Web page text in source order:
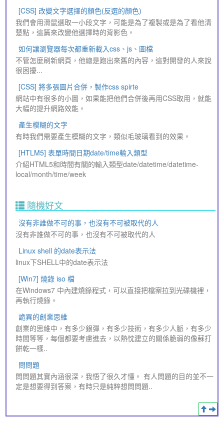
[CSS] 改變文字選擇的顏色(反選的顏色)
我們會用滑鼠選取一小段文字，可能是為了複製或是為了看他清
楚點，這篇來改變他選擇時的背影色。
如何讓瀏覽器每次都重新載入css、js、圖檔
不管怎麼刷新網頁，他總是跑出來舊的內容，這對開發的人來說
很困擾...
[CSS] 將多張圖片合併，製作css spirte
網站中有很多的小圖，如果能把他們合併後再用CSS取用，就能
大幅的提升網路效能。
產生模糊的文字
有時我們需要產生模糊的文字，類似毛玻璃看到的效果。
[HTLM5] 表單時間日期date/time輸入類型
介紹HTML5和時間有關的輸入類型date/datetime/datetime-
local/month/time/week
隨機好文
沒有非誰做不可的事，也沒有不可被取代的人
沒有非誰做不可的事，也沒有不可被取代的人
Linux shell 的date表示法
linux下SHELL中的date表示法
[Win7] 燒錄 iso 檔
在Windows7 中內建燒錄程式，可以直接把檔案拉到光碟機裡，
再執行燒錄。
詭異的創業思維
創業的思維中，有多少銀彈，有多少技術，有多少人脈，有多少
時間等等，每個都要考慮進去，以熱忱建立的關係脆弱的像蘇打
餅乾一樣..
問問題
問問題其實內涵很深，我悟了很久才懂。 有人問題的目的並不一
定是想要得到答案，有時只是純粹想問問題..